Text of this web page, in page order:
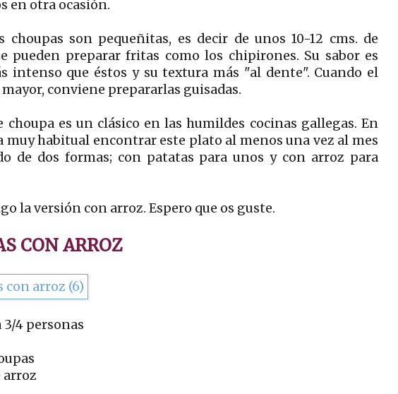
en otra ocasión.
choupas son pequeñitas, es decir de unos 10-12 cms. de
pueden preparar fritas como los chipirones. Su sabor es
intenso que éstos y su textura más "al dente". Cuando el
conviene prepararlas guisadas.
choupa es un clásico en las humildes cocinas gallegas. En
muy habitual encontrar este plato al menos una vez al mes
de dos formas; con patatas para unos y con arroz para
la versión con arroz. Espero que os guste.
CON ARROZ
4 personas
arroz